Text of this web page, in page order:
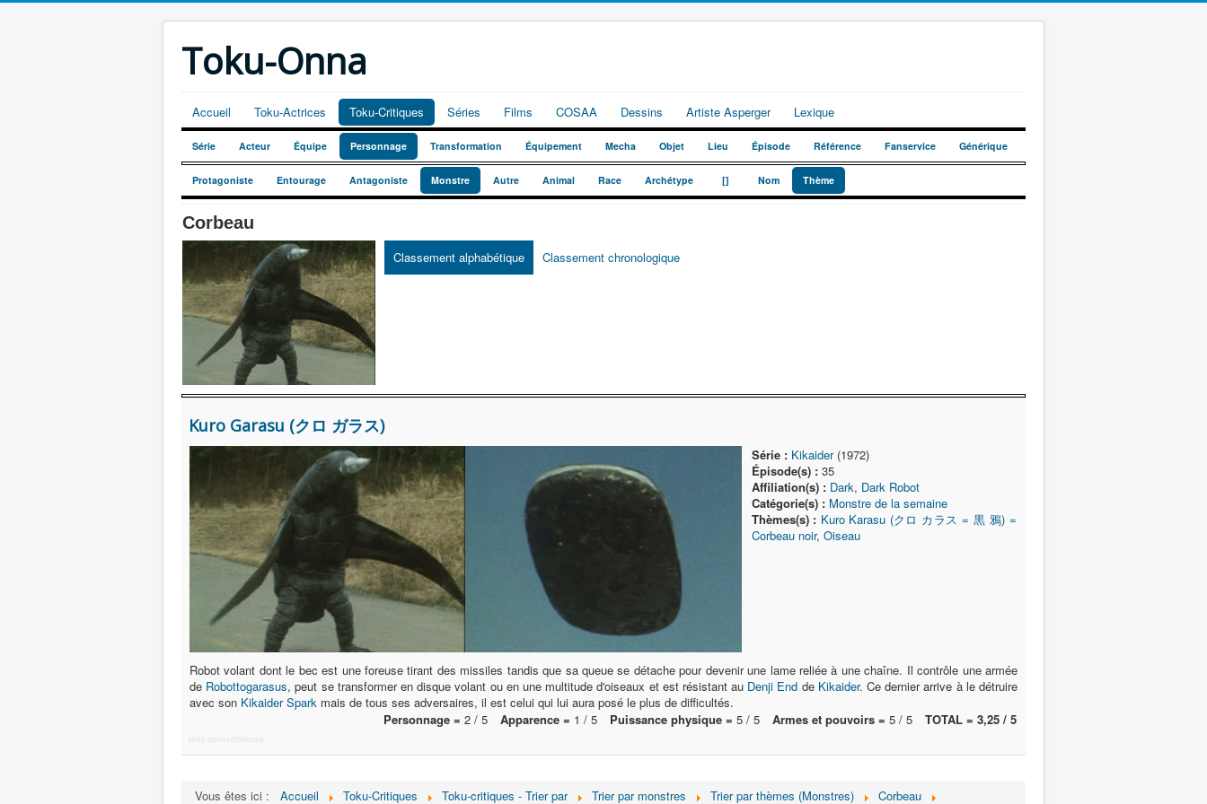
Toku-Onna
Accueil Toku-Actrices Toku-Critiques Séries Films COSAA Dessins Artiste Asperger Lexique
Série Acteur Équipe Personnage Transformation Équipement Mecha Objet Lieu Épisode Référence Fanservice Générique
Protagoniste Entourage Antagoniste Monstre Autre Animal Race Archétype [] Nom Thème
Corbeau
Classement alphabétique Classement chronologique
Kuro Garasu (クロ ガラス)
Série : Kikaider(1972)
Épisode(s) :35
Affiliation(s) : Dark, Dark Robot
Catégorie(s) : Monstre de la semaine
Thèmes(s) : Kuro Karasu (クロ カラス = 黒 鴉) =
Corbeau noir, Oiseau
Robot volant dont le bec est une foreuse tirant des missiles tandis que sa queue se détache pour devenir une lame reliée à une chaîne. Il contrôle une armée
de Robottogarasus, peut se transformer en disque volant ou en une multitude d'oiseaux et est résistant au Denji End de Kikaider. Ce dernier arrive à le détruire
avec son Kikaider Spark mais de tous ses adversaires, il est celui qui lui aura posé le plus de difficultés.
Personnage = 2 / 5 Apparence = 1 / 5 Puissance physique = 5 / 5 Armes et pouvoirs = 5 / 5 TOTAL = 3,25 / 5
More Joomla Extensions
Vous êtes ici : Accueil Toku-Critiques Toku-critiques - Trier par Trier par monstres Trier par thèmes (Monstres)
Corbeau